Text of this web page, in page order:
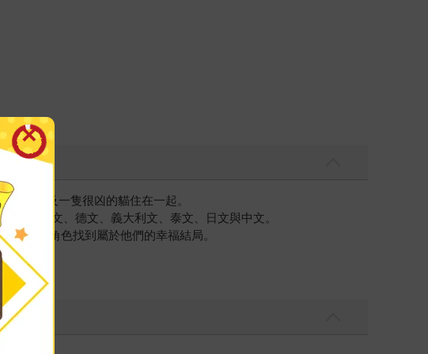
子以及一隻很凶的貓住在一起。
譯成法文、德文、義大利文、泰文、日文與中文。
裡每個角色找到屬於他們的幸福結局。